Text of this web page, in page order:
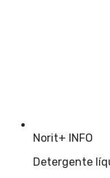
Norit+ INFO
Detergente